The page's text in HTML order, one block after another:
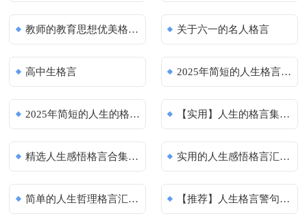
教师的教育思想优美格言名言 关于六一的名人格言
高中生格言 2025年简短的人生格言摘录30条
2025年简短的人生的格言集合95条 【实用】人生的格言集合98句
精选人生感悟格言合集85条 实用的人生感悟格言汇编50句
简单的人生哲理格言汇总69条 【推荐】人生格言警句摘录65条